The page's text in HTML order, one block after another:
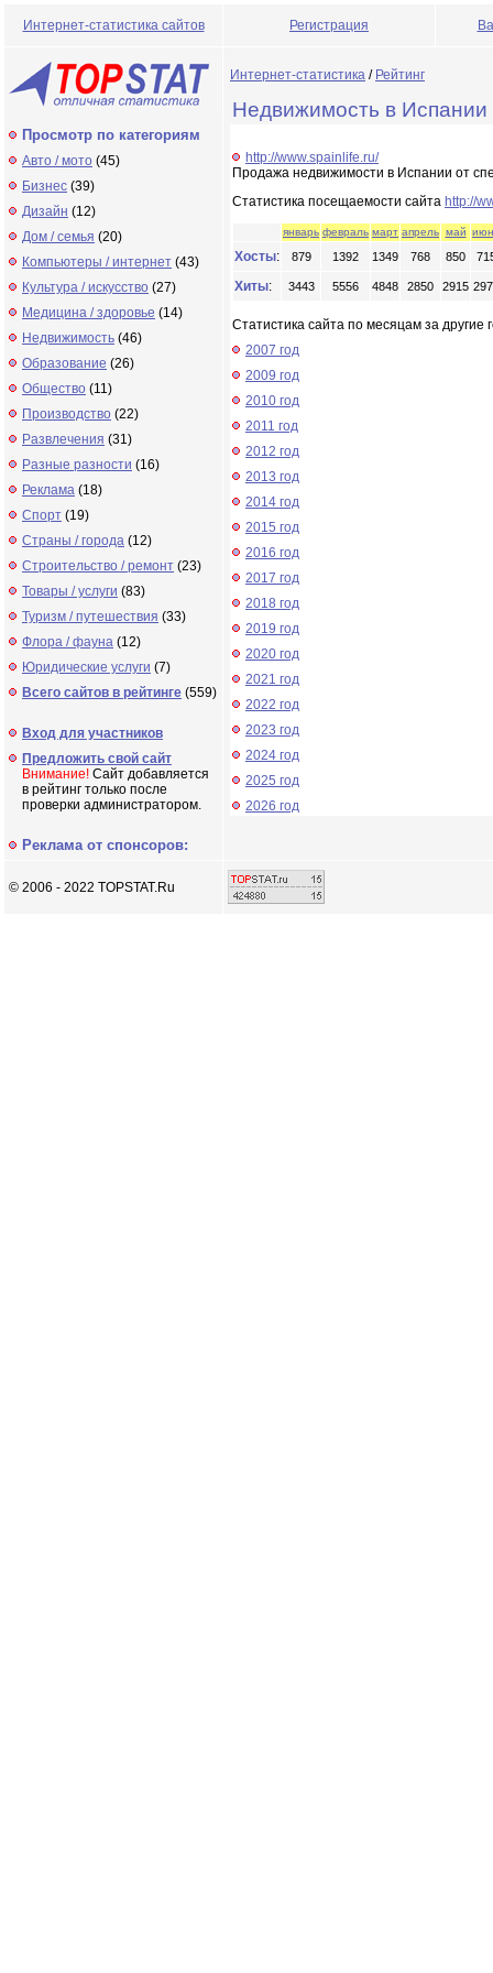
Интернет-статистика сайтов Регистрация
Просмотр по категориям
Авто / мото (45)
Бизнес (39)
Дизайн (12)
Дом / семья (20)
Компьютеры / интернет (43)
Культура / искусство (27)
Медицина / здоровье (14)
Недвижимость (46)
Образование (26)
Общество (11)
Производство (22)
Развлечения (31)
Разные разности (16)
Реклама (18)
Спорт (19)
Страны / города (12)
Строительство / ремонт (23)
Товары / услуги (83)
Туризм / путешествия (33)
Флора / фауна (12)
Юридические услуги (7)
Всего сайтов в рейтинге (559)
Вход для участников
Предложить свой сайт
Внимание! Сайт добавляется
в рейтинг только после
проверки администратором.
Реклама от спонсоров:
Интернет-статистика / Рейтинг
Недвижимость в Испании
http://www.spainlife.ru/
Продажа недвижимости в Испании от
Статистика посещаемости сайта http://
январь февраль март апрель май
Хосты: 879 1392 1349 768 850
Хиты: 3443 5556 4848 2850 2915
Статистика сайта по месяцам за другие
2007 год
2009 год
2010 год
2011 год
2012 год
2013 год
2014 год
2015 год
2016 год
2017 год
2018 год
2019 год
2020 год
2021 год
2022 год
2023 год
2024 год
2025 год
2026 год
© 2006 - 2022 TOPSTAT.Ru